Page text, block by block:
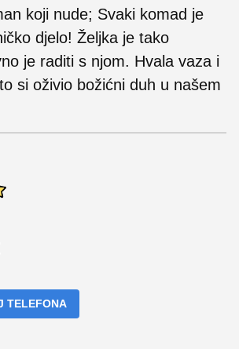
koji nude; Svaki komad je
djelo! Željka je tako
je raditi s njom. Hvala vaza i
si oživio božićni duh u našem
TELEFONA